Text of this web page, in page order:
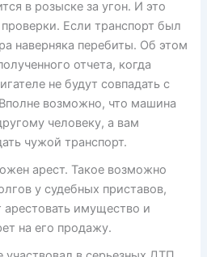
в розыске за угон. И это
Если транспорт был
наверняка перебиты. Об этом
отчета, когда
не будут совпадать с
возможно, что машина
человеку, а вам
чужой транспорт.
арест. Такое возможно
у судебных приставов,
арестовать имущество и
на его продажу.